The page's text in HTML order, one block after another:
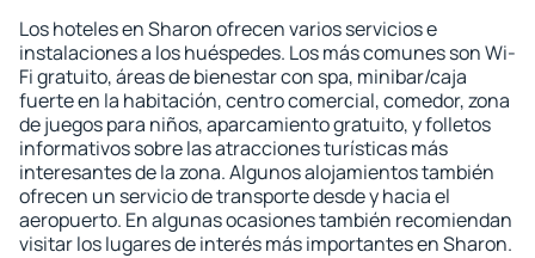
Los hoteles en Sharon ofrecen varios servicios e
instalaciones a los huéspedes. Los más comunes son Wi-
Fi gratuito, áreas de bienestar con spa, minibar/caja
fuerte en la habitación, centro comercial, comedor, zona
de juegos para niños, aparcamiento gratuito, y folletos
informativos sobre las atracciones turísticas más
interesantes de la zona. Algunos alojamientos también
ofrecen un servicio de transporte desde y hacia el
aeropuerto. En algunas ocasiones también recomiendan
visitar los lugares de interés más importantes en Sharon.